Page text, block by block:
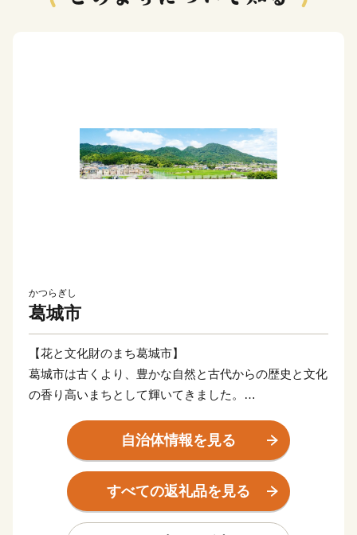
かつらぎし
葛城市
【花と文化財のまち葛城市】
葛城市は古くより、豊かな自然と古代からの歴史と文化
の香り高いまちとして輝いてきました。
下部写真説明
①～②當麻寺…境内には、国宝指定の本堂・東塔・西
自治体情報を見る
すべての返礼品を見る